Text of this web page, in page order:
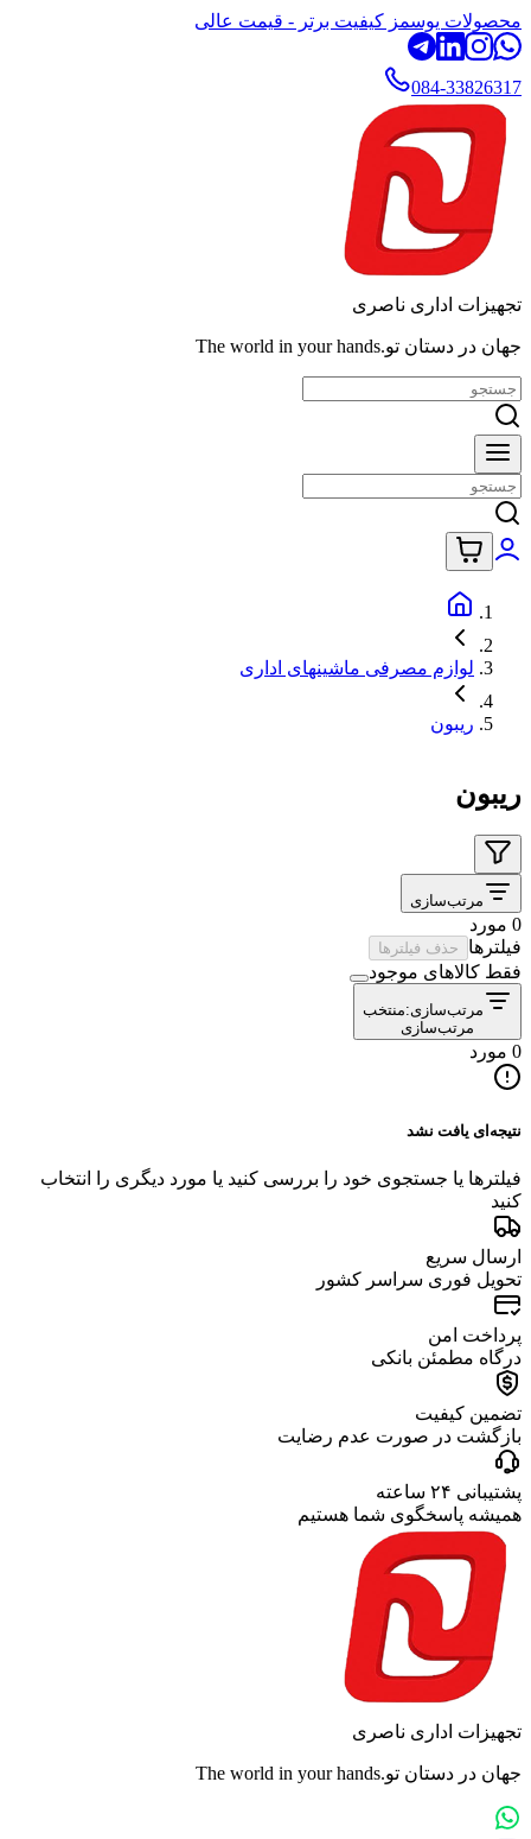
محصولات یوسمز کیفیت برتر - قیمت عالی
084-33826317
تجهیزات اداری ناصری
جهان در دستان تو.The world in your hands
لوازم مصرفی ماشینهای اداری
ریبون
ریبون
مرتب‌سازی
0 مورد
فیلترها
حذف فیلترها
فقط کالاهای موجود
مرتب‌سازی:منتخب
مرتب‌سازی
0 مورد
نتیجه‌ای یافت نشد
فیلترها یا جستجوی خود را بررسی کنید یا مورد دیگری را انتخاب
کنید
ارسال سریع
تحویل فوری سراسر کشور
پرداخت امن
درگاه مطمئن بانکی
تضمین کیفیت
بازگشت در صورت عدم رضایت
پشتیبانی ۲۴ ساعته
همیشه پاسخگوی شما هستیم
تجهیزات اداری ناصری
جهان در دستان تو.The world in your hands